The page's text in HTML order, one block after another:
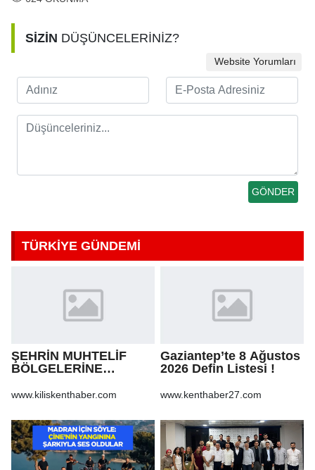
SİZİN DÜŞÜNCELERİNİZ?
Website Yorumları
TÜRKİYE GÜNDEMİ
ŞEHRİN MUHTELİF
BÖLGELERİNE
VE BOZULAN
ONARILMASI YAPIM İŞİ
www.kiliskenthaber.com
Gaziantep’te 8 Ağustos
2026 Defin Listesi !
www.kenthaber27.com